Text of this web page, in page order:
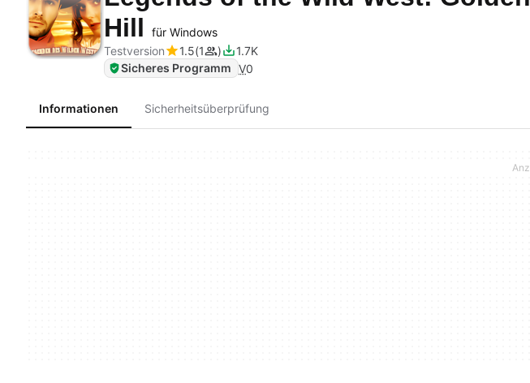
Hill
für Windows
Testversion
1.5 1
1.7K
Sicheres Programm V0
Informationen Sicherheitsüberprüfung